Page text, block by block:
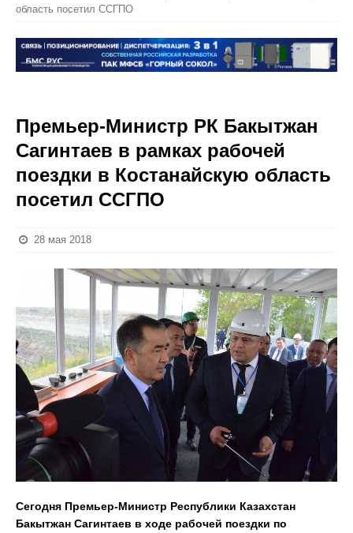
область посетил ССГПО
Премьер-Министр РК Бакытжан
Сагинтаев в рамках рабочей
поездки в Костанайскую область
посетил ССГПО
28 мая 2018
Сегодня Премьер-Министр Республики Казахстан
Бакытжан Сагинтаев в ходе рабочей поездки по